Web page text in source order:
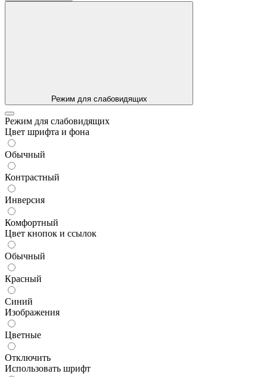
Режим для слабовидящих
Режим для слабовидящих
Цвет шрифта и фона
Обычный
Контрастный
Инверсия
Комфортный
Цвет кнопок и ссылок
Обычный
Красный
Синий
Изображения
Цветные
Отключить
Использовать шрифт